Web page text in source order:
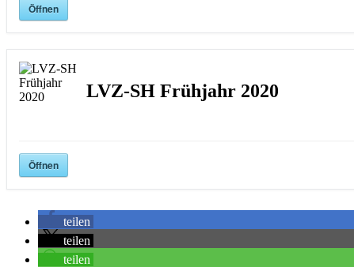
Öffnen
LVZ-SH Frühjahr 2020
Öffnen
teilen
teilen
teilen